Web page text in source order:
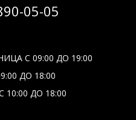
05-05
С 09:00 ДО 19:00
ДО 18:00
10:00 ДО 18:00